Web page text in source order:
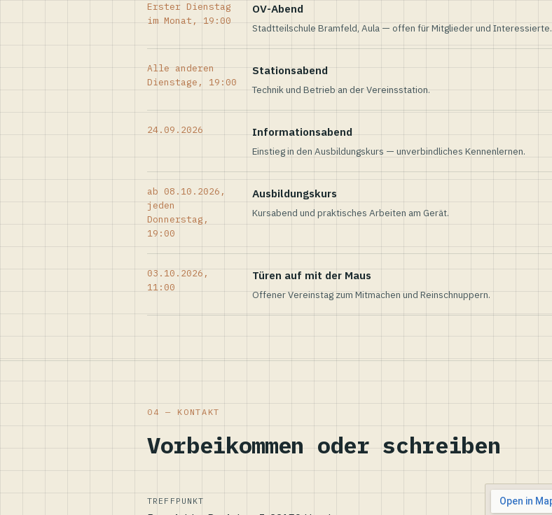
Erster Dienstag
im Monat, 19:00
OV-Abend
Stadtteilschule Bramfeld, Aula — offen für Mitglieder und Interessierte.
Alle anderen
Dienstage, 19:00
Stationsabend
Technik und Betrieb an der Vereinsstation.
24.09.2026 Informationsabend
Einstieg in den Ausbildungskurs — unverbindliches Kennenlernen.
ab 08.10.2026,
jeden
Donnerstag,
19:00
Ausbildungskurs
Kursabend und praktisches Arbeiten am Gerät.
03.10.2026,
11:00
Türen auf mit der Maus
Offener Vereinstag zum Mitmachen und Reinschnuppern.
04 — KONTAKT
Vorbeikommen oder schreiben
TREFFPUNKT